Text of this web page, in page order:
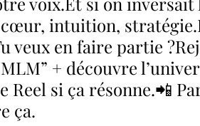
cœur, intuition,
veux en faire partie
MLM” + découvre
Reel si ça résonne.📲
ça.